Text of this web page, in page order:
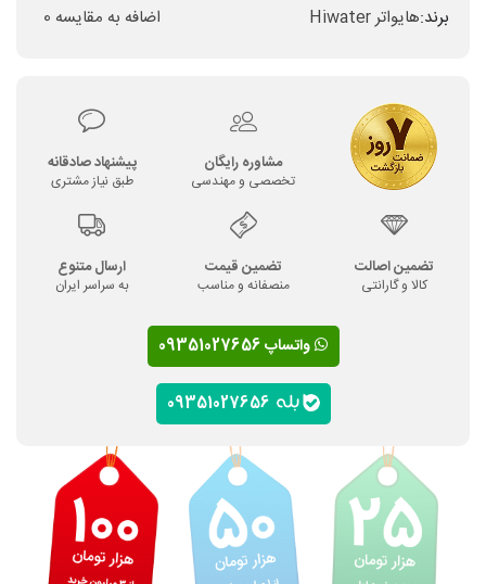
برند:هایواتر Hiwater اضافه به مقایسه 0
مشاوره رایگان
تخصصی و مهندسی
پیشنهاد صادقانه
طبق نیاز مشتری
تضمین اصالت
کالا و گارانتی
تضمین قیمت
منصفانه و مناسب
ارسال متنوع
به سراسر ایران
واتساپ 09351027656